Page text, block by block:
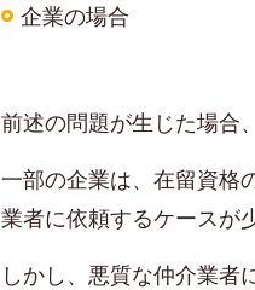
企業の場合
前述の問題が生じた場合
一部の企業は、在留資格
業者に依頼するケースが
しかし、悪質な仲介業者